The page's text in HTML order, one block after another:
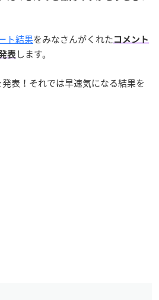
ト結果をみなさんがくれた コメント
表 します。
表！それでは早速気になる結果を